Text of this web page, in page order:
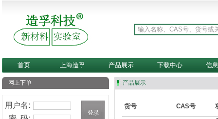
首页 上海造孚 产品展示 下载中心 信
网上下单
用户名:
产品展示
货号 CAS号